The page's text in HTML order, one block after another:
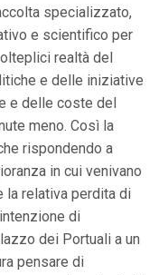
specializzato,
e scientifico per
realtà del
e delle iniziative
e delle coste del
meno. Così la
rispondendo a
in cui venivano
la relativa perdita di
di
dei Portuali a un
pensare di